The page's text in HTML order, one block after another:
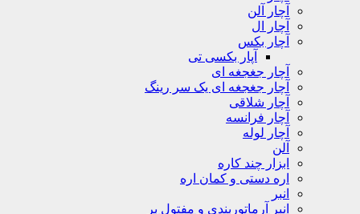
آچار آلن
آچار ال
آچار بکس
آپار بکسی تی
آچار جغجغه ای
آچار جغجغه ای یک سر رینگ
آچار شلاقی
آچار فرانسه
آچار لوله
آلن
ابزار چند کاره
اره دستی و کمان اره
انبر
انبر آرماتوربندی و مفتول بر